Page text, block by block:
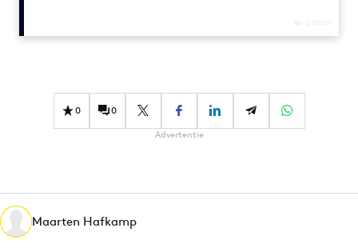
Effectiviteit
Interne communicatie
Martech
0 0
Advertentie
Maarten Hafkamp